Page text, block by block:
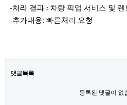
-처리 결과 : 차량 픽업 서비스 및 렌
-추가내용: 빠른처리 요청
댓글목록
등록된 댓글이 없